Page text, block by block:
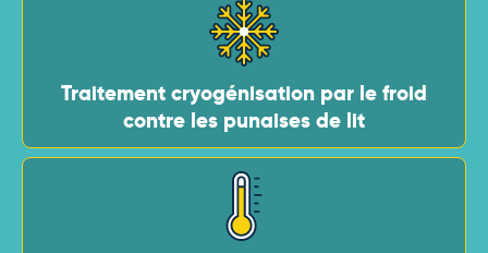
Traitement cryogénisation par le froid
contre les punaises de lit